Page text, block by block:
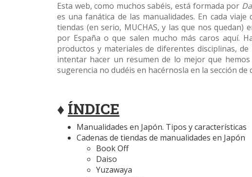
Esta web, como muchos sabéis, está formada por
es una fanática de las manualidades. En cada
tiendas (en serio, MUCHAS, y las que nos quedan)
por España o que salen mucho más caros aquí.
productos y materiales de diferentes disciplinas,
intentar hacer un resumen de lo mejor que
sugerencia no dudéis en hacérnosla en la sección de
♦ ÍNDICE
Manualidades en Japón. Tipos y características
Cadenas de tiendas de manualidades en Japón
Book Off
Daiso
Yuzawaya